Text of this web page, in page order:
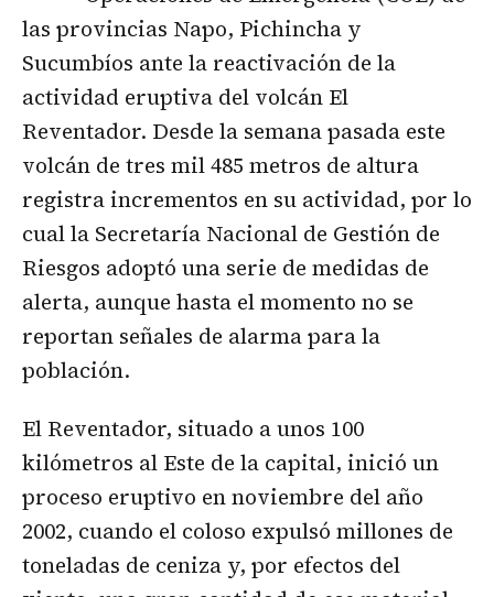
las provincias Napo, Pichincha y
Sucumbíos ante la reactivación de la
actividad eruptiva del volcán El
Reventador. Desde la semana pasada este
volcán de tres mil 485 metros de altura
registra incrementos en su actividad, por lo
cual la Secretaría Nacional de Gestión de
Riesgos adoptó una serie de medidas de
alerta, aunque hasta el momento no se
reportan señales de alarma para la
población.
El Reventador, situado a unos 100
kilómetros al Este de la capital, inició un
proceso eruptivo en noviembre del año
2002, cuando el coloso expulsó millones de
toneladas de ceniza y, por efectos del